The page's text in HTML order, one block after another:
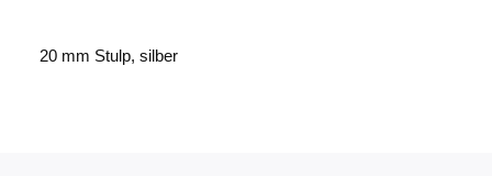
20 mm Stulp, silber